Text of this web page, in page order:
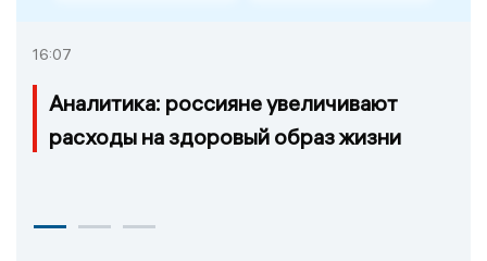
16:07
Аналитика: россияне увеличивают
расходы на здоровый образ жизни